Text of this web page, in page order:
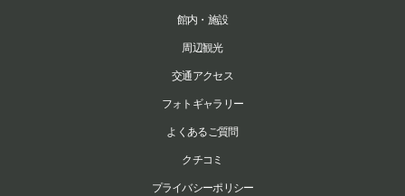
館内・施設
周辺観光
交通アクセス
フォトギャラリー
よくあるご質問
クチコミ
プライバシーポリシー